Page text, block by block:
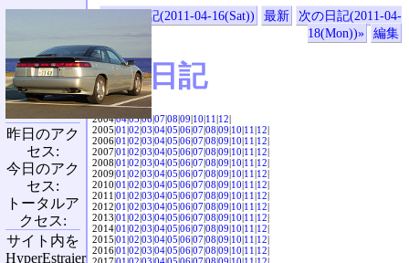
«前の日記(2011-04-16(Sat)) 最新
次の日記(2011-04-
18(Mon))»
編集
SVX日記
2004|04|05|06|07|08|09|10|11|12|
2005|01|02|03|04|05|06|07|08|09|10|11|12|
2006|01|02|03|04|05|06|07|08|09|10|11|12|
2007|01|02|03|04|05|06|07|08|09|10|11|12|
2008|01|02|03|04|05|06|07|08|09|10|11|12|
2009|01|02|03|04|05|06|07|08|09|10|11|12|
2010|01|02|03|04|05|06|07|08|09|10|11|12|
2011|01|02|03|04|05|06|07|08|09|10|11|12|
2012|01|02|03|04|05|06|07|08|09|10|11|12|
2013|01|02|03|04|05|06|07|08|09|10|11|12|
2014|01|02|03|04|05|06|07|08|09|10|11|12|
2015|01|02|03|04|05|06|07|08|09|10|11|12|
2016|01|02|03|04|05|06|07|08|09|10|11|12|
昨日のアク
セス:
今日のアク
セス:
トータルア
クセス:
サイト内を
HyperEstraier